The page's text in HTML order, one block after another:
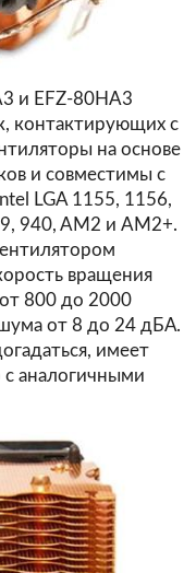
и EFZ-80HA3
контактирующих с
на основе
и совместимы с
LGA 1155, 1156,
940, AM2 и AM2+.
вращения
800 до 2000
от 8 до 24 дБА.
имеет
аналогичными